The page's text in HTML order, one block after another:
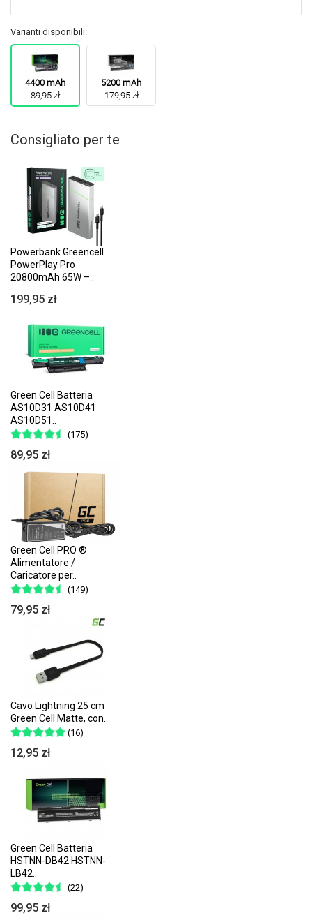
Varianti disponibili:
4400 mAh
89,95 zł
5200 mAh
179,95 zł
Consigliato per te
Powerbank Greencell
PowerPlay Pro
20800mAh 65W –..
199,95 zł
Green Cell Batteria
AS10D31 AS10D41
AS10D51..
(175)
89,95 zł
Green Cell PRO ®
Alimentatore /
Caricatore per..
(149)
79,95 zł
Cavo Lightning 25 cm
Green Cell Matte, con..
(16)
12,95 zł
Green Cell Batteria
HSTNN-DB42 HSTNN-
LB42..
(22)
99,95 zł